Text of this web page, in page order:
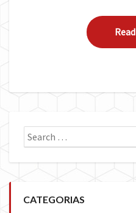
Search
for:
CATEGORIAS